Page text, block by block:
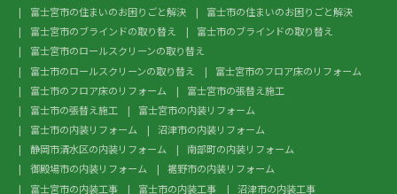
富士宮市の住まいのお困りごと解決
富士市の住まいのお困りごと解決
富士宮市のブラインドの取り替え
富士市のブラインドの取り替え
富士宮市のロールスクリーンの取り替え
富士市のロールスクリーンの取り替え
富士宮市のフロア床のリフォーム
富士市のフロア床のリフォーム
富士宮市の張替え施工
富士市の張替え施工
富士宮市の内装リフォーム
富士市の内装リフォーム
沼津市の内装リフォーム
静岡市清水区の内装リフォーム
南部町の内装リフォーム
御殿場市の内装リフォーム
裾野市の内装リフォーム
富士宮市の内装工事
富士市の内装工事 沼津市の内装工事